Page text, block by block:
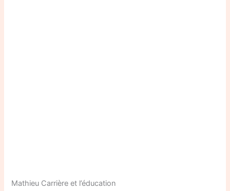
Mathieu Carrière et l’éducation